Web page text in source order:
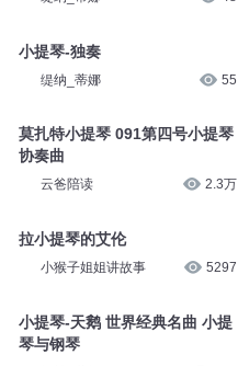
小提琴-独奏
缇纳_蒂娜 55
莫扎特小提琴 091第四号小提琴
协奏曲
云爸陪读 2.3万
拉小提琴的艾伦
小猴子姐姐讲故事 5297
小提琴-天鹅 世界经典名曲 小提
琴与钢琴